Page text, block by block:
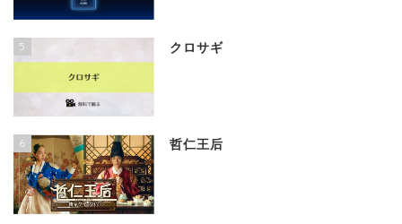
5 クロサギ
6 哲仁王后